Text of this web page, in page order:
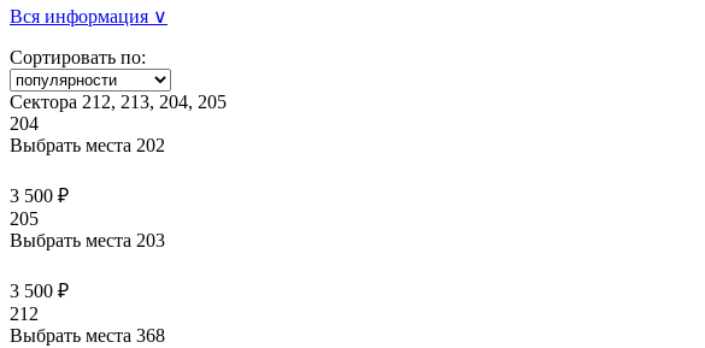
Вся информация ∨
Сортировать по:
Сектора 212, 213, 204, 205
204
Выбрать места 202
3 500 ₽
205
Выбрать места 203
3 500 ₽
212
Выбрать места 368